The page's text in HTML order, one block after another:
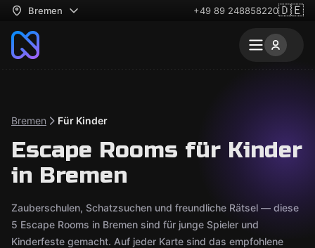
Bremen +49 89 248858220🇩🇪
Bremen Für Kinder
Escape Rooms für Kinder
in Bremen
Zauberschulen, Schatzsuchen und freundliche Rätsel — diese
5 Escape Rooms in Bremen sind für junge Spieler und
Kinderfeste gemacht. Auf jeder Karte sind das empfohlene